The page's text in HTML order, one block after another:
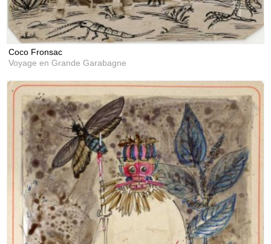
Coco Fronsac
Voyage en Grande Garabagne